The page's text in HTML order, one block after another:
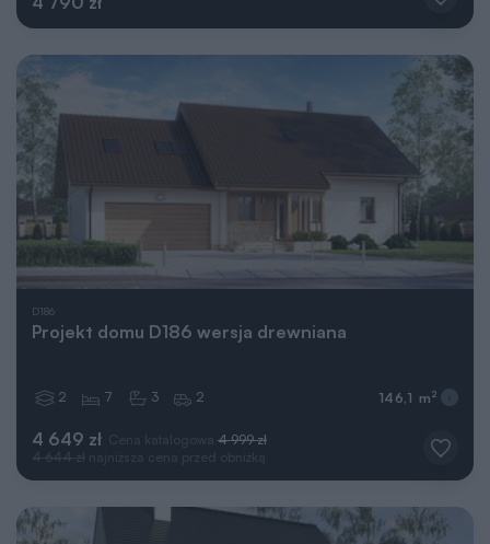
D186
Projekt domu D186 wersja drewniana
4 649 zł Cena katalogowa 4 999 zł
4 644 zł najniższa cena przed obniżką
2 7 3 2 146,1 m 2